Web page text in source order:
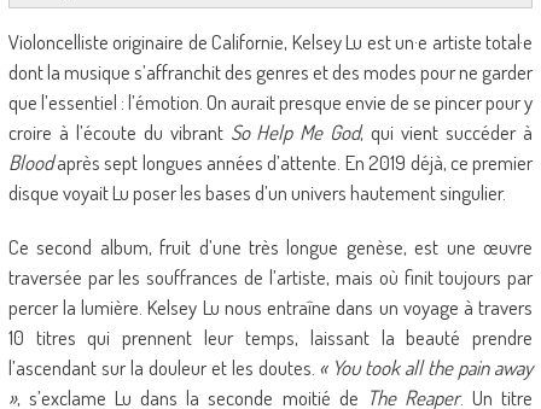
Violoncelliste originaire de Californie, Kelsey Lu est un·e artiste total·e
dont la musique s’affranchit des genres et des modes pour ne garder
que l’essentiel : l’émotion. On aurait presque envie de se pincer pour y
croire à l’écoute du vibrant So Help Me God, qui vient succéder à
Bloodaprès sept longues années d’attente. En 2019 déjà, ce premier
disque voyait Lu poser les bases d’un univers hautement singulier.
Ce second album, fruit d’une très longue genèse, est une œuvre
traversée par les souffrances de l’artiste, mais où finit toujours par
percer la lumière. Kelsey Lu nous entraîne dans un voyage à travers
10 titres qui prennent leur temps, laissant la beauté prendre
l’ascendant sur la douleur et les doutes. « You took all the pain away
», s’exclame Lu dans la seconde moitié de The Reaper. Un titre